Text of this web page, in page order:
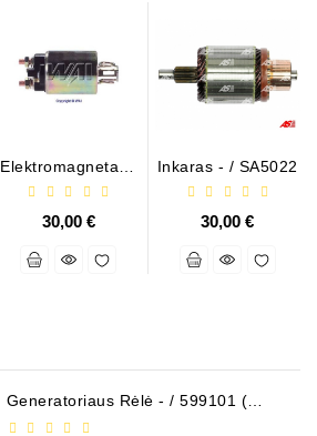
Elektromagnetas /
66-8113
30,00 €
Inkaras - / SA5022
30,00 €
Generatoriaus Rėlė - / 599101 (